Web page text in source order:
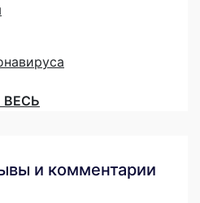
ВЕСЬ
и комментарии